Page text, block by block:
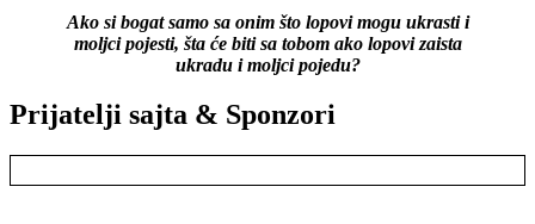
Ako si bogat samo sa onim što lopovi mogu ukrasti i
moljci pojesti, šta će biti sa tobom ako lopovi zaista
ukradu i moljci pojedu?
Prijatelji sajta & Sponzori